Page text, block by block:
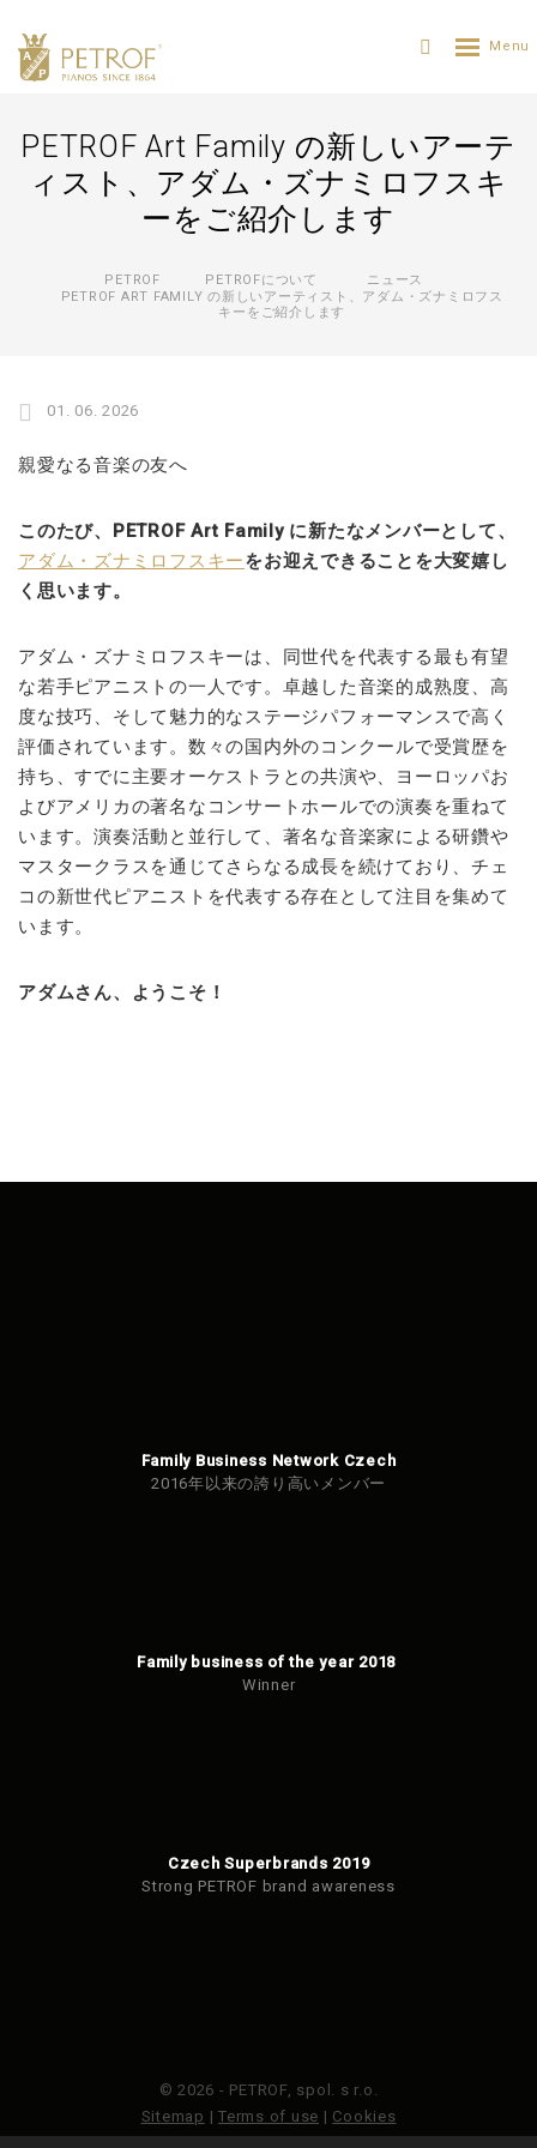
PETROF Art Family の新しいアーテ
ィスト、アダム・ズナミロフスキ
ーをご紹介します
PETROF PETROFについて
ニュース
PETROF ART FAMILY の新しいアーティスト、アダム・ズナミロフス
キーをご紹介します
01. 06. 2026
親愛なる音楽の友へ
このたび、PETROF Art Family に新たなメンバーとして、
アダム・ズナミロフスキーをお迎えできることを大変嬉し
く思います。
アダム・ズナミロフスキーは、同世代を代表する最も有望
な若手ピアニストの一人です。卓越した音楽的成熟度、高
度な技巧、そして魅力的なステージパフォーマンスで高く
評価されています。数々の国内外のコンクールで受賞歴を
持ち、すでに主要オーケストラとの共演や、ヨーロッパお
よびアメリカの著名なコンサートホールでの演奏を重ねて
います。演奏活動と並行して、著名な音楽家による研鑽や
マスタークラスを通じてさらなる成長を続けており、チェ
コの新世代ピアニストを代表する存在として注目を集めて
います。
アダムさん、ようこそ！
Family Business Network Czech
2016年以来の誇り高いメンバー
Family business of the year 2018
Winner
Czech Superbrands 2019
Strong PETROF brand awareness
© 2026 - PETROF, spol. s r.o.
Sitemap | Terms of use | Cookies